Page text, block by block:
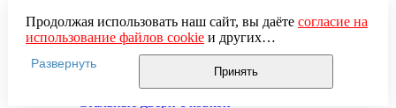
Стальные двери в подъезд
Стальные двери внутреннего открывания
Стальные двери массив
Стальные двери мдф
Стальные двери с зеркалом
Продолжая использовать наш сайт, вы даёте согласие на
использование файлов cookieи других
пользовательских данных (включая IP-адрес, сведения о
местоположении, устройстве, действиях на сайте и т. п.)
для функционирования сайта, проведения
Развернуть
Принять